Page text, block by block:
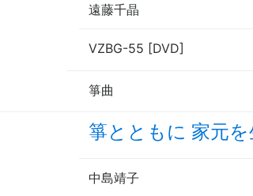
遠藤千晶
VZBG-55 [DVD]
箏曲
箏とともに 家
中島靖子